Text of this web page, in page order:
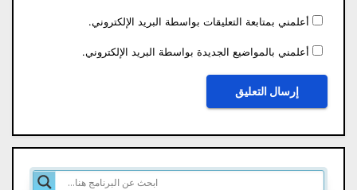
أعلمني بمتابعة التعليقات بواسطة البريد الإلكتروني.
أعلمني بالمواضيع الجديدة بواسطة البريد الإلكتروني.